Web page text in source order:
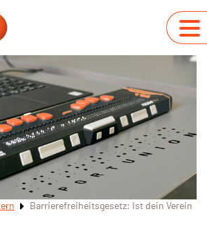
Barrierefreiheitsgesetz: Ist dein Verein